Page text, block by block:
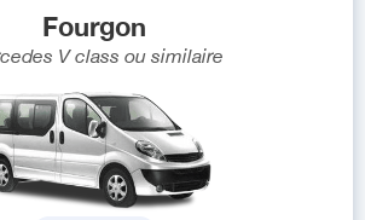
Fourgon
V class ou similaire